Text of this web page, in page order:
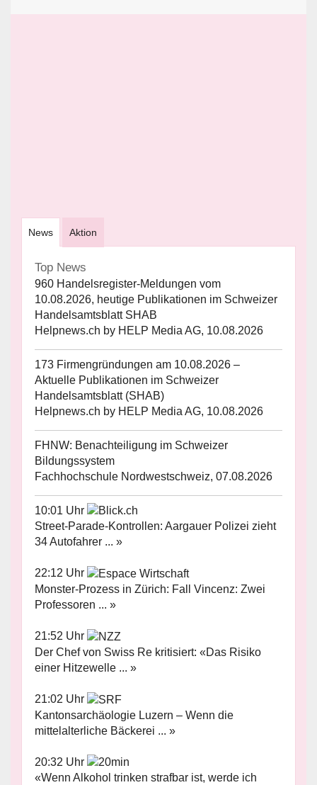
News Aktion
Top News
960 Handelsregister-Meldungen vom
10.08.2026, heutige Publikationen im Schweizer
Handelsamtsblatt SHAB
Helpnews.ch by HELP Media AG, 10.08.2026
173 Firmengründungen am 10.08.2026 –
Aktuelle Publikationen im Schweizer
Handelsamtsblatt (SHAB)
Helpnews.ch by HELP Media AG, 10.08.2026
FHNW: Benachteiligung im Schweizer
Bildungssystem
Fachhochschule Nordwestschweiz, 07.08.2026
10:01 Uhr
Street-Parade-Kontrollen: Aargauer Polizei zieht
34 Autofahrer ... »
22:12 Uhr
Monster-Prozess in Zürich: Fall Vincenz: Zwei
Professoren ... »
21:52 Uhr
Der Chef von Swiss Re kritisiert: «Das Risiko
einer Hitzewelle ... »
21:02 Uhr
Kantonsarchäologie Luzern – Wenn die
mittelalterliche Bäckerei ... »
20:32 Uhr
«Wenn Alkohol trinken strafbar ist, werde ich